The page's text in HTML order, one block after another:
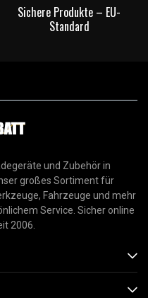
Sichere Produkte – EU-
Standard
und Zubehör in
großes Sortiment für
Fahrzeuge und mehr
Service. Sicher online
2006.